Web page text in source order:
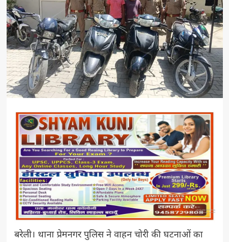
बरेली। थाना प्रेमनगर पुलिस ने वाहन चोरी की घटनाओं का